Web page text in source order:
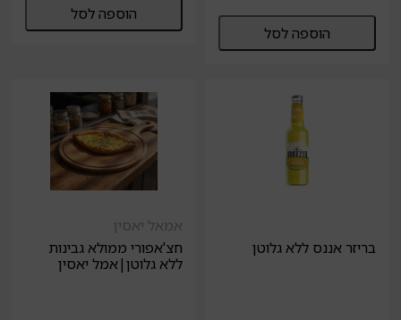
הוספה לסל
הוספה לסל
בריזר אננס ללא גלוטן
אמאל יאסין
חצ'אפורי ממולא גבינות
ללא גלוטן|אמל יאסין